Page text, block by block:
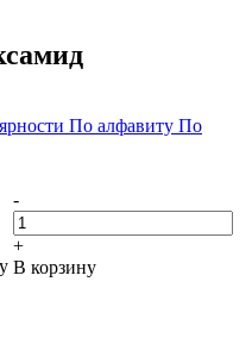
По алфавиту По
-
+
В корзину